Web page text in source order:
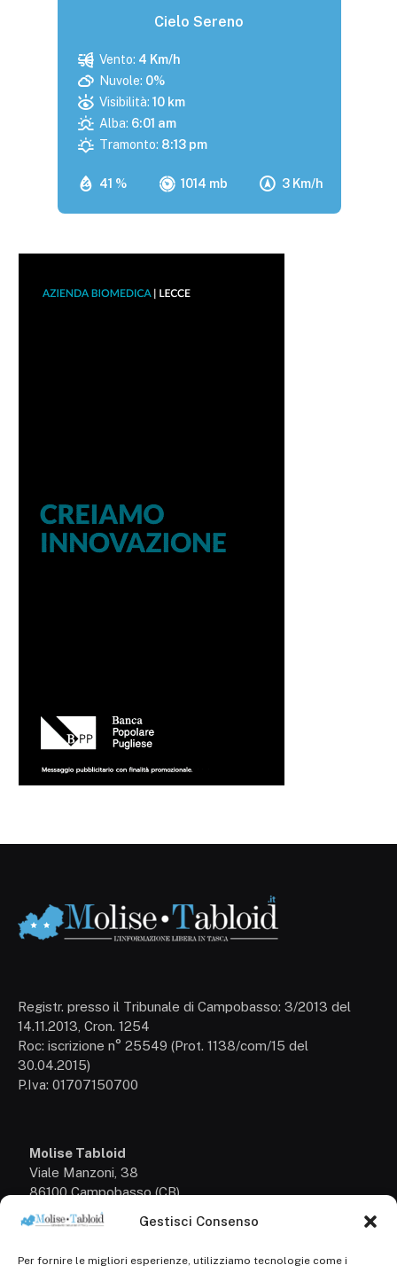
Gestisci Consenso
Per fornire le migliori esperienze, utilizziamo tecnologie come i
Cielo Sereno
41 % 1014 mb 3 Km/h
Vento: 4 Km/h
Nuvole: 0%
Visibilità: 10 km
Alba: 6:01 am
Tramonto: 8:13 pm
Registr. presso il Tribunale di Campobasso: 3/2013 del
14.11.2013, Cron. 1254
Roc: iscrizione n° 25549 (Prot. 1138/com/15 del
30.04.2015)
P.Iva: 01707150700
Molise Tabloid
Viale Manzoni, 38
86100 Campobasso (CB)
+39 3333169466